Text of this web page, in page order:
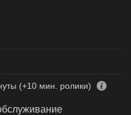
(+10 мин. ролики)